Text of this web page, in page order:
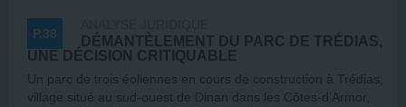
P.38
DÉMANTÈLEMENT DU PARC DE TRÉDIAS,
UNE DÉCISION CRITIQUABLE
Un parc de trois éoliennes en cours de construction à Trédias,
village situé au sud-ouest de Dinan dans les Côtes-d’Armor,